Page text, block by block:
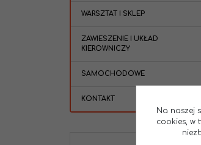
WARSZTAT I SKLEP
ZAWIESZENIE I UKŁAD
KIEROWNICZY
SAMOCHODOWE
KONTAKT
Na naszej
cookies, w